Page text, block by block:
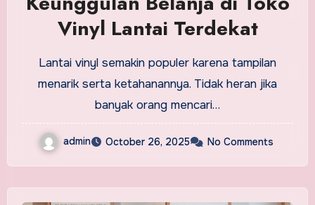
Vinyl Lantai Terdekat
Lantai vinyl semakin populer karena tampilan
menarik serta ketahanannya. Tidak heran jika
banyak orang mencari…
admin October 26, 2025 No Comments